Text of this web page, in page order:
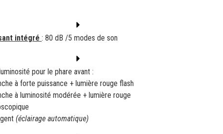
intégré : 80 dB /5 modes de son
pour le phare avant :
à forte puissance + lumière rouge flash
à luminosité modérée + lumière rouge
(éclairage automatique)